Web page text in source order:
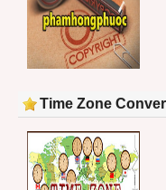
Time Zone